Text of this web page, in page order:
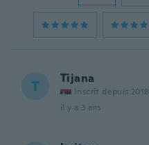
T Tijana
Inscrit depuis 2018
il y a 3 ans